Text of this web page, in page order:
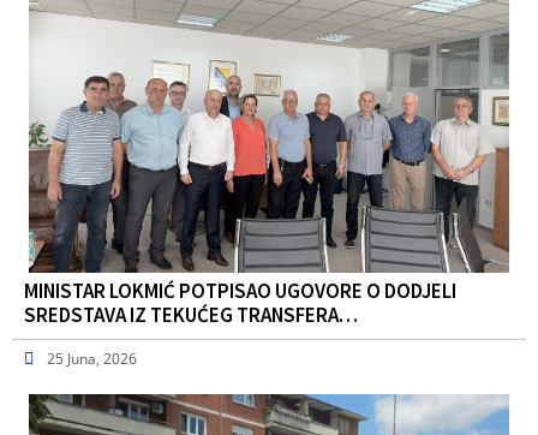
MINISTAR LOKMIĆ POTPISAO UGOVORE O DODJELI
SREDSTAVA IZ TEKUĆEG TRANSFERA…
25 Juna, 2026